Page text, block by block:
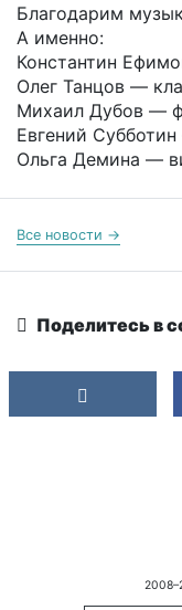
Благодарим
А именно:
Константин
Олег Танцов —
Михаил Дубов —
Евгений
Ольга Демина —
Все новости →
Поделитесь в